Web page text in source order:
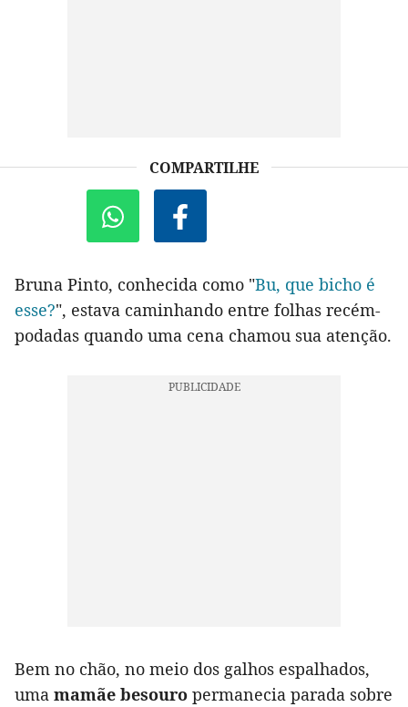
COMPARTILHE
Bruna Pinto, conhecida como "Bu, que bicho é
esse?", estava caminhando entre folhas recém-
podadas quando uma cena chamou sua atenção.
Bem no chão, no meio dos galhos espalhados,
uma mamãe besouro permanecia parada sobre